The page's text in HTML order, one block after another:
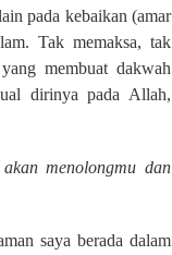
pada kebaikan (amar
Tak memaksa, tak
membuat dakwah
dirinya pada Allah,
menolongmu dan
saya berada dalam